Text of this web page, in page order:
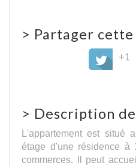
> Partager
+1
> Description
L'appartement est situé
étage d'une résidence
commerces. Il peut